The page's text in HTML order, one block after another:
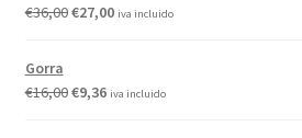
€36,00€27,00 iva incluido
Gorra
€16,00€9,36 iva incluido